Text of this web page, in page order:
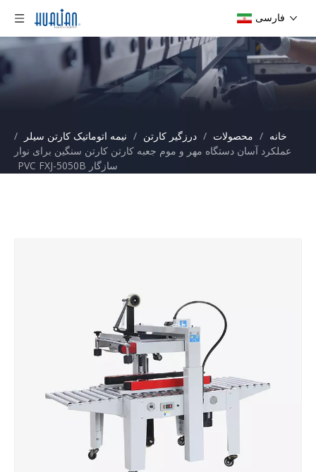
فارسی
خانه / محصولات / درزگیر کارتن / نیمه اتوماتیک کارتن سیلر
/
عملکرد آسان دستگاه مهر و موم جعبه کارتن کارتن سنگین برای نوار
سازگار PVC FXJ-5050B